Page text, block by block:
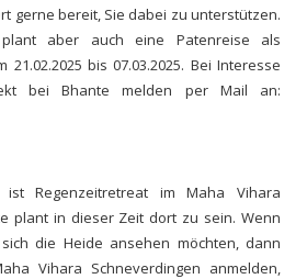
gerne bereit, Sie dabei zu unterstützen.
aber auch eine Patenreise als
bis 07.03.2025. Bei Interesse
bei Bhante melden per Mail an:
Regenzeitretreat im Maha Vihara
plant in dieser Zeit dort zu sein. Wenn
die Heide ansehen möchten, dann
Vihara Schneverdingen anmelden,